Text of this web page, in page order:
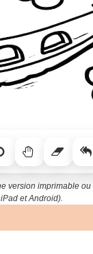
version imprimable ou
et Android).